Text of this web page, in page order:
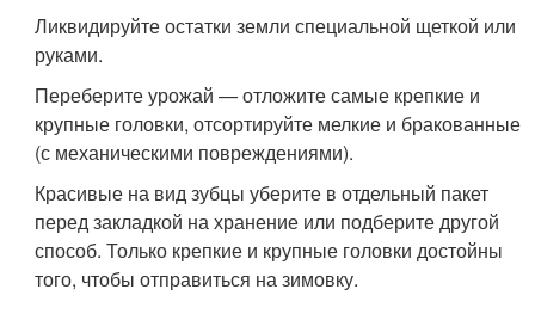
Ликвидируйте остатки земли специальной щеткой или
руками.
Переберите урожай — отложите самые крепкие и
крупные головки, отсортируйте мелкие и бракованные
(с механическими повреждениями).
Красивые на вид зубцы уберите в отдельный пакет
перед закладкой на хранение или подберите другой
способ. Только крепкие и крупные головки достойны
того, чтобы отправиться на зимовку.